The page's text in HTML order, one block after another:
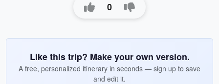
0
Like this trip? Make your own version.
A free, personalized itinerary in seconds — sign up to save
and edit it.